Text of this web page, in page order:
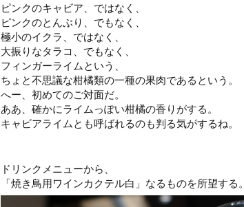
ピンクのキャビア、ではなく、
ピンクのとんぶり、でもなく、
極小のイクラ、ではなく、
大振りなタラコ、でもなく、
フィンガーライムという、
ちょと不思議な柑橘類の一種の果肉であるという。
へー、初めてのご対面だ。
ああ、確かにライムっぽい柑橘の香りがする。
キャビアライムとも呼ばれるのも判る気がするね。
ドリンクメニューから、
「焼き鳥用ワインカクテル白」なるものを所望する。